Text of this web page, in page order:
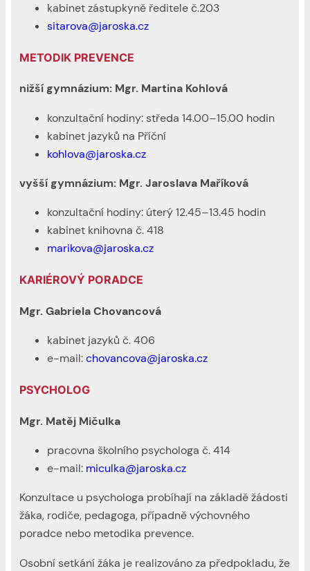
kabinet zástupkyně ředitele č.203
sitarova@jaroska.cz
METODIK PREVENCE
nižší gymnázium: Mgr. Martina Kohlová
konzultační hodiny: středa 14.00–15.00 hodin
kabinet jazyků na Příční
kohlova@jaroska.cz
vyšší gymnázium: Mgr. Jaroslava Maříková
konzultační hodiny: úterý 12.45–13.45 hodin
kabinet knihovna č. 418
marikova@jaroska.cz
KARIÉROVÝ PORADCE
Mgr. Gabriela Chovancová
kabinet jazyků č. 406
e-mail:chovancova@jaroska.cz
PSYCHOLOG
Mgr. Matěj Mičulka
pracovna školního psychologa č. 414
e-mail: miculka@jaroska.cz
Konzultace u psychologa probíhají na základě žádosti
žáka, rodiče, pedagoga, případně výchovného
poradce nebo metodika prevence.
Osobní setkání žáka je realizováno za předpokladu, že